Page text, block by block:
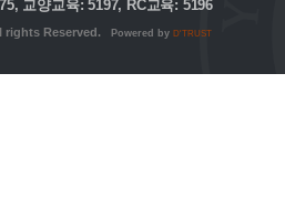
교양교육: 5197, RC교육: 5196
rights Reserved. Powered by D'TRUST